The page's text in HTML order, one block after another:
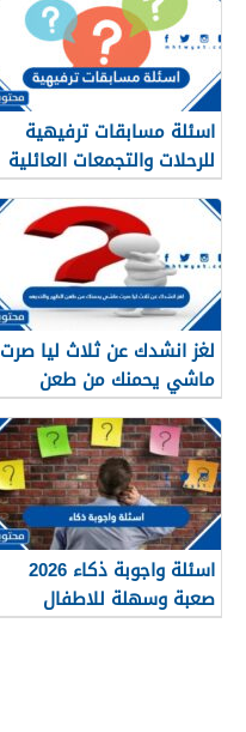
اسئلة مسابقات ترفيهية
للرحلات والتجمعات العائلية
2026
لغز انشدك عن ثلاث ليا صرت
ماشي يحمنك من طعن
الظهر والخديعه
اسئلة واجوبة ذكاء 2026
صعبة وسهلة للاطفال
والكبار